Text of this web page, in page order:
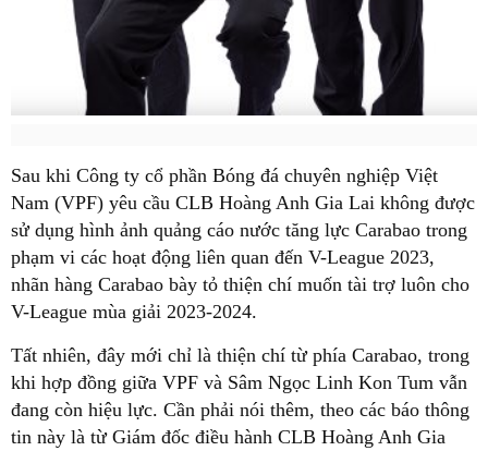
Sau khi Công ty cổ phần Bóng đá chuyên nghiệp Việt
Nam (VPF) yêu cầu CLB Hoàng Anh Gia Lai không được
sử dụng hình ảnh quảng cáo nước tăng lực Carabao trong
phạm vi các hoạt động liên quan đến V-League 2023,
nhãn hàng Carabao bày tỏ thiện chí muốn tài trợ luôn cho
V-League mùa giải 2023-2024.
Tất nhiên, đây mới chỉ là thiện chí từ phía Carabao, trong
khi hợp đồng giữa VPF và Sâm Ngọc Linh Kon Tum vẫn
đang còn hiệu lực. Cần phải nói thêm, theo các báo thông
tin này là từ Giám đốc điều hành CLB Hoàng Anh Gia